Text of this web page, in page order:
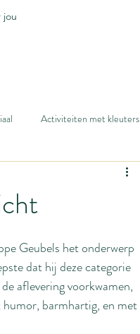
jou
Activiteiten met kleuters
Body image
Geubels het onderwerp
dat hij deze categorie
aflevering voorkwamen,
barmhartig, en met